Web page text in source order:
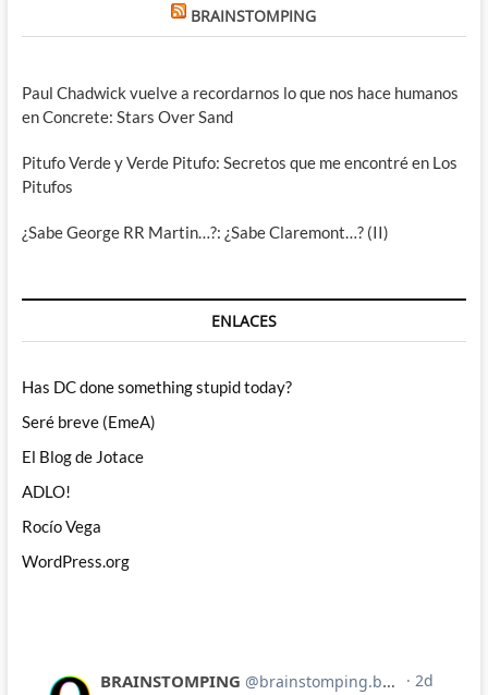
BRAINSTOMPING
Paul Chadwick vuelve a recordarnos lo que nos hace humanos
en Concrete: Stars Over Sand
Pitufo Verde y Verde Pitufo: Secretos que me encontré en Los
Pitufos
¿Sabe George RR Martin…?: ¿Sabe Claremont…? (II)
ENLACES
Has DC done something stupid today?
Seré breve (EmeA)
El Blog de Jotace
ADLO!
Rocío Vega
WordPress.org